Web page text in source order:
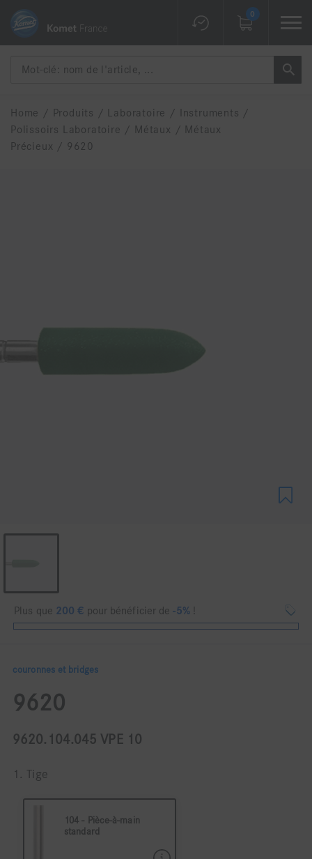
0
Home / Produits / Laboratoire / Instruments /
Polissoirs Laboratoire / Métaux / Métaux
Précieux / 9620
Plus que 200 € pour bénéficier de-5%!
couronnes et bridges
9620
9620.104.045 VPE 10
1. Tige
104 - Pièce-à-main
standard